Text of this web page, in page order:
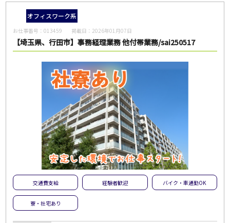
オフィスワーク系
お仕事番号：013459 掲載日： 2026年01月07日
【埼玉県、行田市】事務経理業務 他付帯業務/sai250517
交通費支給 経験者歓迎 バイク・車通勤OK
寮・社宅あり
この条件のお仕事数
24 件
この条件で検索
全ての条件をクリア